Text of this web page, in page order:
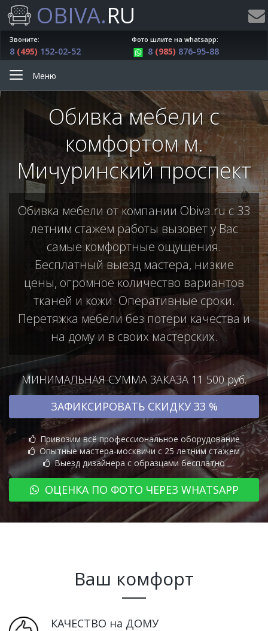
OBIVA.RU
Звоните:
8 (495) 152-02-52
Фото шлите на whatsapp:
8 (985) 876-95-88
Меню
Обивка мебели с
комфортом м.
Мичуринский проспект
Обивка мебели от компании Obiva.ru с 33
летним стажем работы вызовет у Вас
самые комфортные ощущения.
Бесплатный выезд мастера, низкие
цены, огромное количество вариантов
тканей и кожи. Оперативные сроки.
Перетяжка мебели без потери качества и
на дому и в своих мастерских.
МИНИМАЛЬНАЯ СУММА ЗАКАЗА 11 500 руб.
ЗАФИКСИРОВАТЬ СКИДКУ 33 %
Привозим всё профессиональное оборудование
Опытные мастера-москвичи с 25 летним стажем
Выезд дизайнера с образцами бесплатно
ОЦЕНКА ПО ФОТО ЧЕРЕЗ WHATSAPP
Ваш комфорт
КАЧЕСТВО на ДОМУ